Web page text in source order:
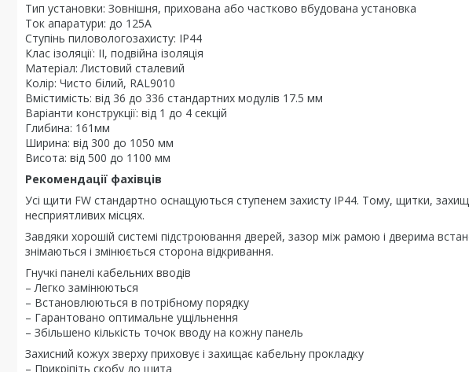
Тип установки: Зовнішня, прихована або частково вбудована установка
Ток апаратури: до 125А
Ступінь пиловологозахисту: IP44
Клас ізоляції: II, подвійна ізоляція
Матеріал: Листовий сталевий
Колір: Чисто білий, RAL9010
Вмістимість: від 36 до 336 стандартних модулів 17.5 мм
Варіанти конструкції: від 1 до 4 секцій
Глибина: 161мм
Ширина: від 300 до 1050 мм
Висота: від 500 до 1100 мм
Рекомендації фахівців
Усі щити FW стандартно оснащуються ступенем захисту IP44. Тому, щитки,
несприятливих місцях.
Завдяки хорошій системі підстроювання дверей, зазор між рамою і дверима
знімаються і змінюється сторона відкривання.
Гнучкі панелі кабельних вводів
– Легко замінюються
– Встановлюються в потрібному порядку
– Гарантовано оптимальне ущільнення
– Збільшено кількість точок вводу на кожну панель
Захисний кожух зверху приховує і захищає кабельну прокладку
– Прикріпіть скобу до щита